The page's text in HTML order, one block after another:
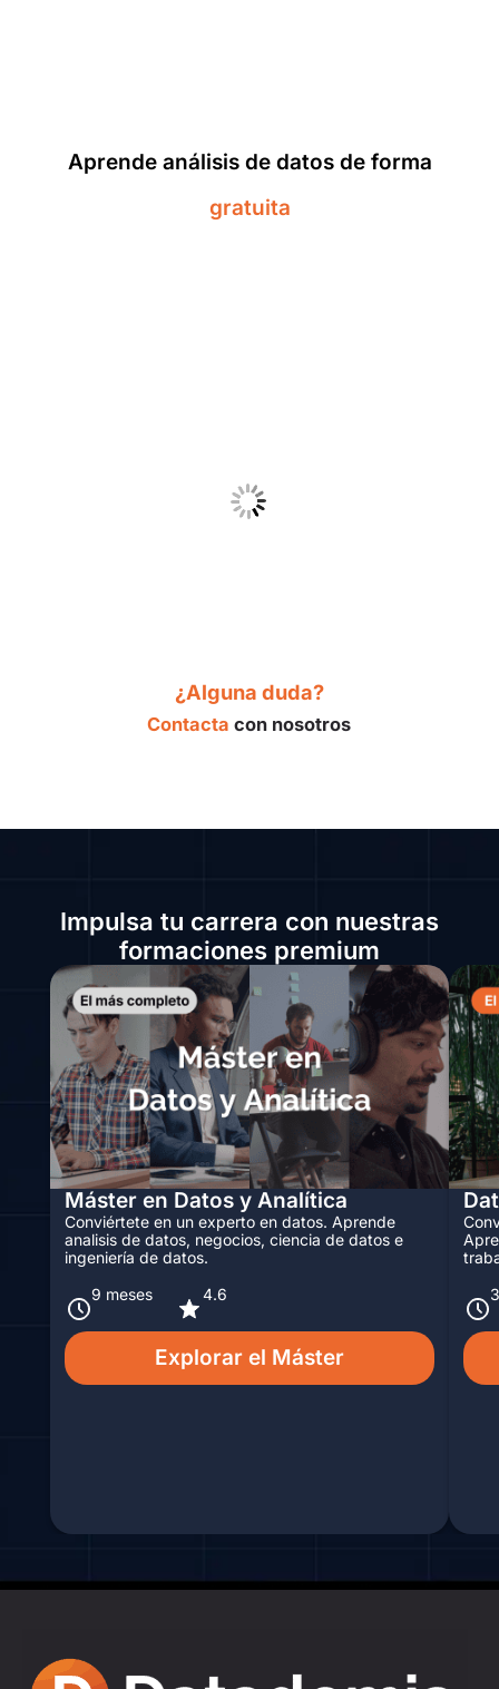
Aprende análisis de datos de forma
gratuita
¿Alguna duda?
Contacta con nosotros
Impulsa tu carrera con nuestras
formaciones premium
Máster en Datos y Analítica
Conviértete en un experto en datos. Aprende
analisis de datos, negocios, ciencia de datos e
ingeniería de datos.
9 meses
4.6
Explorar el Máster